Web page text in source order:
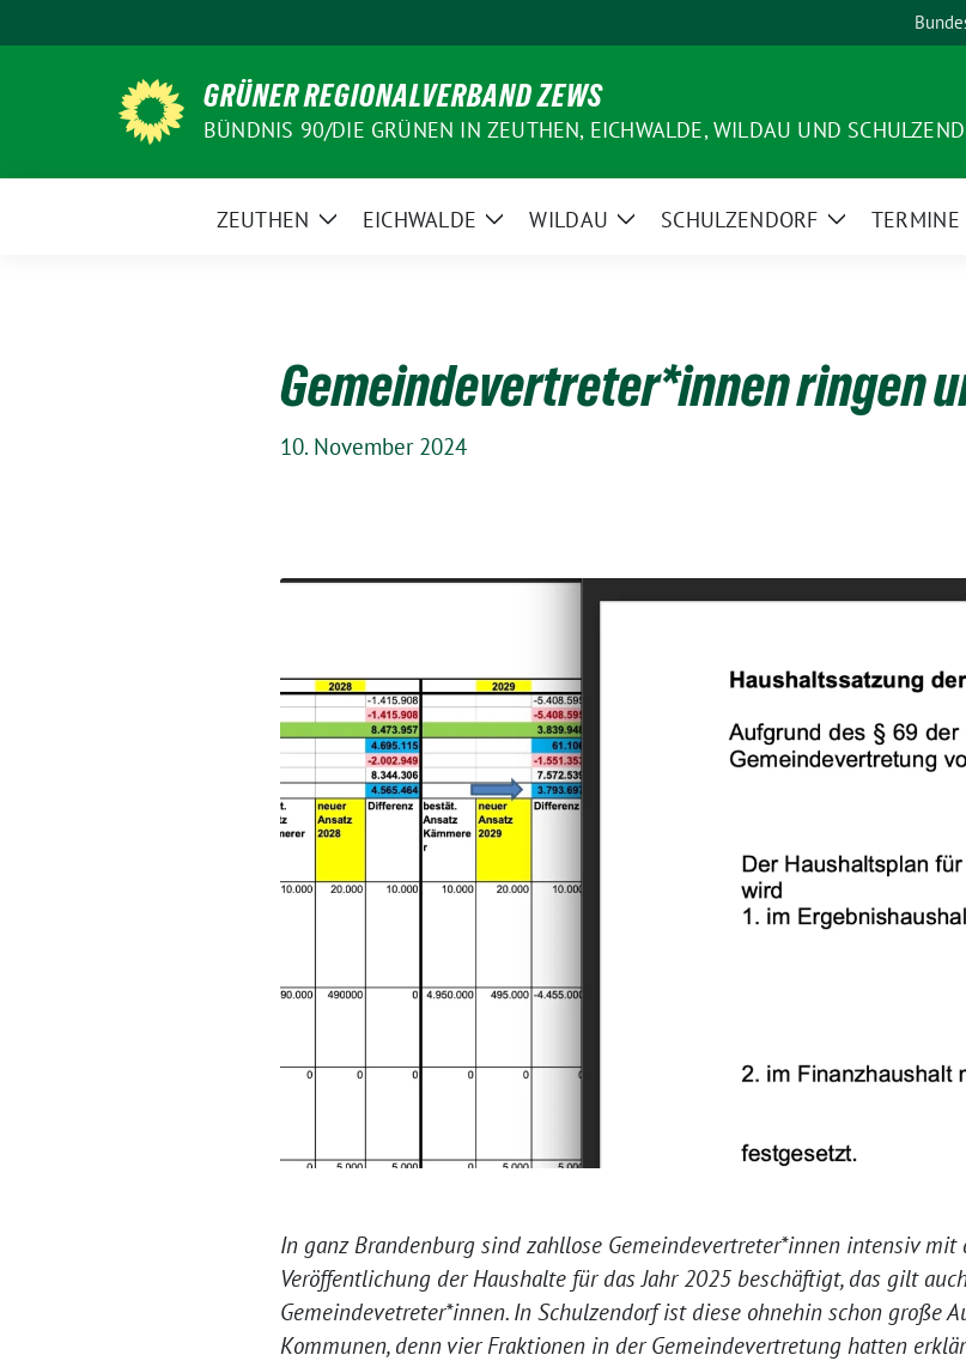
zum
GRÜNER REGIONALVERBAND ZEWS
BÜNDNIS 90/DIE GRÜNEN IN ZEUTHEN, EICHWALDE, WILDAU UND
ZEUTHEN
ZeigeEICHWALDE
ZeigeWILDAU
ZeigeSCHULZENDORF
ZeigeTERMINE
Gemeindevertreter*innen ringen
10. November 2024
In ganz Brandenburg sind zahllose Gemeindevertreter*innen intensiv mit
Veröffentlichung der Haushalte für das Jahr 2025 beschäftigt, das gilt
Gemeindevetreter*innen. In Schulzendorf ist diese ohnehin schon große
Kommunen, denn vier Fraktionen in der Gemeindevertretung hatten